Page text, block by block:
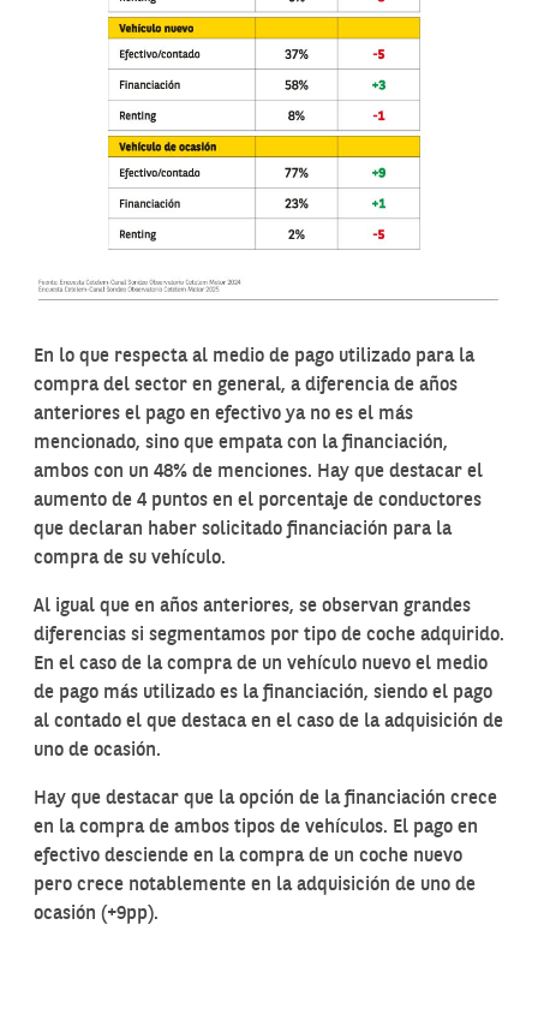
En lo que respecta al medio de pago utilizado para la
compra del sector en general, a diferencia de años
anteriores el pago en efectivo ya no es el más
mencionado, sino que empata con la financiación,
ambos con un 48% de menciones. Hay que destacar el
aumento de 4 puntos en el porcentaje de conductores
que declaran haber solicitado financiación para la
compra de su vehículo.
Al igual que en años anteriores, se observan grandes
diferencias si segmentamos por tipo de coche adquirido.
En el caso de la compra de un vehículo nuevo el medio
de pago más utilizado es la financiación, siendo el pago
al contado el que destaca en el caso de la adquisición de
uno de ocasión.
Hay que destacar que la opción de la financiación crece
en la compra de ambos tipos de vehículos. El pago en
efectivo desciende en la compra de un coche nuevo
pero crece notablemente en la adquisición de uno de
ocasión (+9pp).